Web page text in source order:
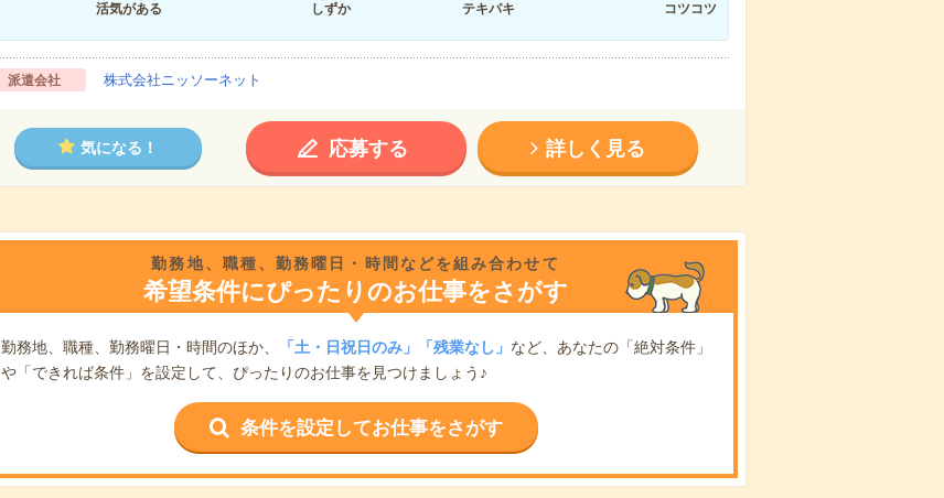
活気がある
しずか
テキパキ
コツコツ
派遣会社 株式会社ニッソーネット
気になる！ 応募する 詳しく見る
勤務地、職種、勤務曜日・時間などを組み合わせて
希望条件にぴったりのお仕事をさがす
勤務地、職種、勤務曜日・時間のほか、 「土・日祝日のみ」「残業なし」 など、あなたの「絶対条件」
や「できれば条件」を設定して、ぴったりのお仕事を見つけましょう♪
条件を設定してお仕事をさがす